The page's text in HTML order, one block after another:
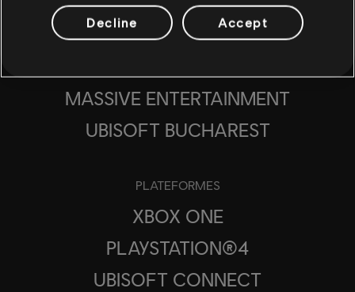
MASSIVE ENTERTAINMENT
UBISOFT BUCHAREST
PLATEFORMES
XBOX ONE
PLAYSTATION®4
UBISOFT CONNECT
Decline Accept